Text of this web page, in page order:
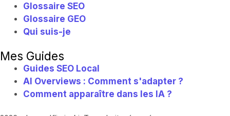
Glossaire SEO
Glossaire GEO
Qui suis-je
Mes Guides
Guides SEO Local
AI Overviews : Comment s'adapter ?
Comment apparaître dans les IA ?